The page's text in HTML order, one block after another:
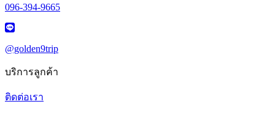
096-394-9665
@golden9trip
บริการลูกค้า
ติดต่อเรา